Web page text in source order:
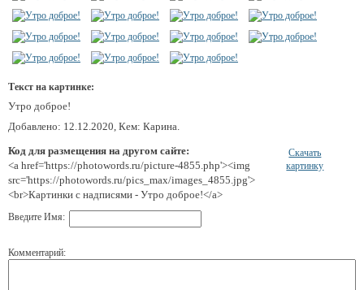
Текст на картинке:
Утро доброе!
Добавлено: 12.12.2020, Кем: Карина.
Код для размещения на другом сайте:
<a href='https://photowords.ru/picture-4855.php'><img
src='https://photowords.ru/pics_max/images_4855.jpg'>
<br>Картинки с надписями - Утро доброе!</a>
Скачать
картинку
Введите Имя:
Комментарий: